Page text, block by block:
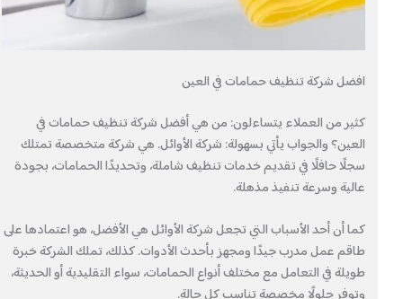
افضل شركة تنظيف حمامات في العين
كثير من العملاء يتساءلون: من هي أفضل شركة تنظيف حمامات في
العين؟ والجواب يأتي بسهولة: شركة الأوائل. هي شركة متخصصة تمتلك
سجلًا حافلًا في تقديم خدمات تنظيف شاملة، وتحديدًا الحمامات، بجودة
عالية وسرعة تنفيذ مذهلة.
كما أن أحد الأسباب التي تجعل شركة الأوائل هي الأفضل، هو اعتمادها على
طاقم عمل مدرب جيدًا ومجهز بأحدث الأدوات. كذلك، تملك الشركة خبرة
طويلة في التعامل مع مختلف أنواع الحمامات، سواء التقليدية أو الحديثة،